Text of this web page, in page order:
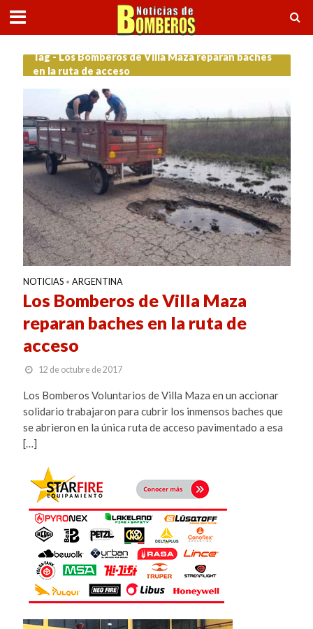
Tag - Los Bomberos de Villa Maza reparan baches
en la ruta de acceso
NOTICIAS • ARGENTINA
Los Bomberos de Villa Maza
reparan baches en la ruta de
acceso
12 de octubre de 2017
Los Bomberos Voluntarios de Villa Maza en un accionar
solidario trabajaron para cubrir los inmensos baches que
se abrieron en la única ruta de acceso pavimentado a esa
[…]